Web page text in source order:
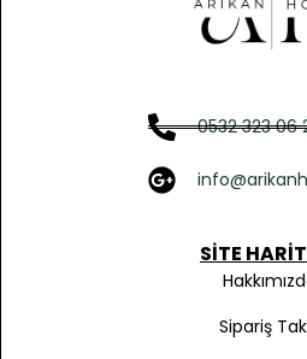
0532 323 06
SITE
Sipariş